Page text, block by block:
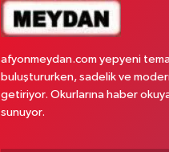
afyonmeydan.com yepyeni
buluştururken, sadelik ve
getiriyor. Okurlarına haber
sunuyor.